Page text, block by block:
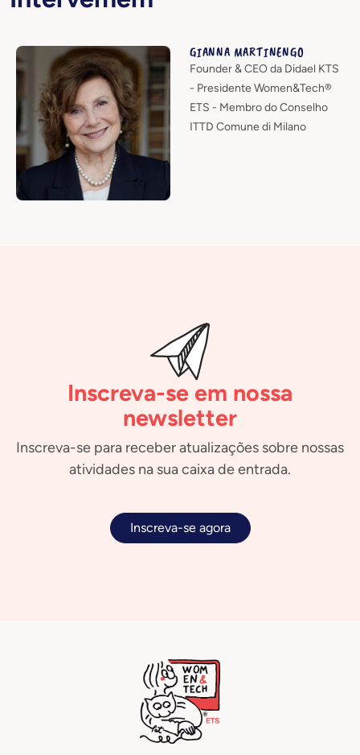
GIANNA MARTINENGO
Founder & CEO da Didael KTS
- Presidente Women&Tech®
ETS - Membro do Conselho
ITTD Comune di Milano
Inscreva-se em nossa
newsletter
Inscreva-se para receber atualizações sobre nossas
atividades na sua caixa de entrada.
Inscreva-se agora